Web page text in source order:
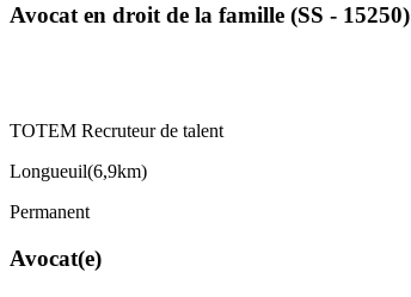
Avocat en droit de la famille (SS - 15250)
TOTEM Recruteur de talent
Longueuil(6,9km)
Permanent
Avocat(e)